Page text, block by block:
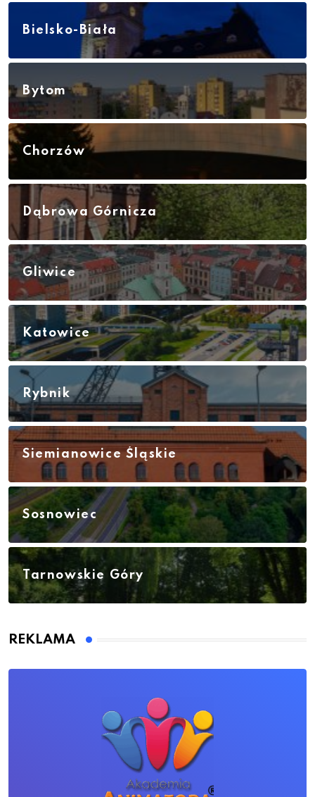
Bielsko-Biała
Bytom
Chorzów
Dąbrowa Górnicza
Gliwice
Katowice
Rybnik
Siemianowice Śląskie
Sosnowiec
Tarnowskie Góry
REKLAMA